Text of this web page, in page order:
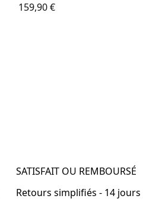
159,90€
SATISFAIT OU REMBOURSÉ
Retours simplifiés - 14 jours